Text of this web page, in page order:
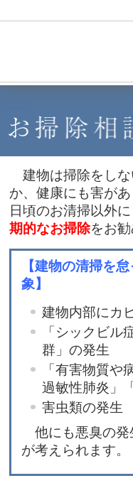
建物は掃除をしな
か、健康にも害があ
日頃のお清掃以外
期的なお掃除をお勧
【建物の清掃を
象】
建物内部にカ
「シックビル
群」の発生
「有害物質や
過敏性肺炎」
害虫類の発生
他にも悪臭の発
が考えられます。